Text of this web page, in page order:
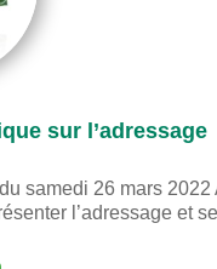
sur l’adressage
samedi 26 mars 2022
l’adressage et